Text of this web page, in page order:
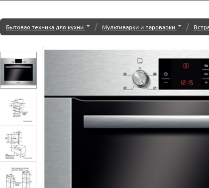
Бытовая техника для кухни / Мультиварки и пароварки /